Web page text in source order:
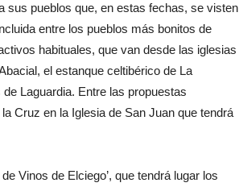
sus pueblos que, en estas fechas, se visten
entre los pueblos más bonitos de
habituales, que van desde las iglesias
el estanque celtibérico de La
Laguardia. Entre las propuestas
Cruz en la Iglesia de San Juan que tendrá
Vinos de Elciego’, que tendrá lugar los